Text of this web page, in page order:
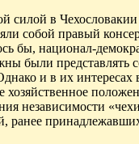
силой в Чехословакии
собой правый
бы, национал-
были представлять
и в их интересах
независимости
ранее